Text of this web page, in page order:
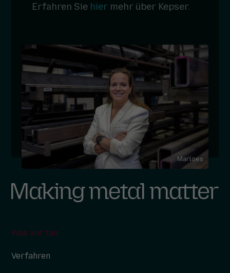
Marloes
Erfahren Sie hier mehr über Kepser.
Was wir tun
Verfahren